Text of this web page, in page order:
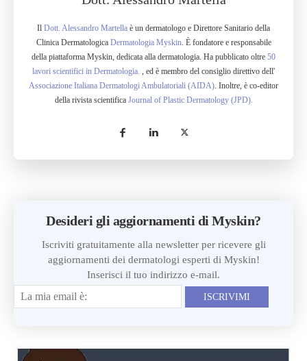
Il Dott. Alessandro Martella è un dermatologo e Direttore Sanitario della
Clinica Dermatologica Dermatologia Myskin. È fondatore e responsabile
della piattaforma Myskin, dedicata alla dermatologia. Ha pubblicato oltre 50
lavori scientifici in Dermatologia. , ed è membro del consiglio direttivo dell'
Associazione Italiana Dermatologi Ambulatoriali (AIDA). Inoltre, è co-editor
della rivista scientifica Journal of Plastic Dermatology (JPD).
Desideri gli aggiornamenti di Myskin?
Iscriviti gratuitamente alla newsletter per ricevere gli
aggiornamenti dei dermatologi esperti di Myskin!
Inserisci il tuo indirizzo e-mail.
ISCRIVIMI